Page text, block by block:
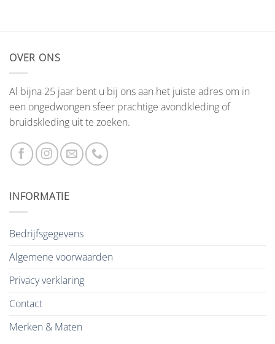
OVER ONS
Al bijna 25 jaar bent u bij ons aan het juiste adres om in
een ongedwongen sfeer prachtige avondkleding of
bruidskleding uit te zoeken.
INFORMATIE
Bedrijfsgegevens
Algemene voorwaarden
Privacy verklaring
Contact
Merken & Maten